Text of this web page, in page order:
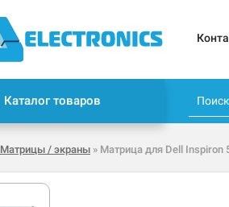
Каталог товаров
Матрицы / экраны » Матрица для Dell Inspiron